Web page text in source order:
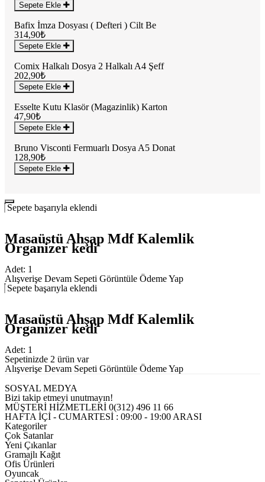
Sepete Ekle
Bafix İmza Dosyası ( Defteri ) Cilt Be
314,90₺
Sepete Ekle
Comix Halkalı Dosya 2 Halkalı A4 Şeff
202,90₺
Sepete Ekle
Esselte Kutu Klasör (Magazinlik) Karton
47,90₺
Sepete Ekle
Bruno Visconti Fermuarlı Dosya A5 Donat
128,90₺
Sepete Ekle
Sepete başarıyla eklendi
Masaüstü Ahşap Mdf Kalemlik
Organizer kedi
Adet: 1
Alışverişe Devam Sepeti Görüntüle Ödeme Yap
Sepete başarıyla eklendi
Masaüstü Ahşap Mdf Kalemlik
Organizer kedi
Adet: 1
Sepetinizde 2 ürün var
Alışverişe Devam Sepeti Görüntüle Ödeme Yap
SOSYAL MEDYA
Bizi takip etmeyi unutmayın!
MÜŞTERİ HİZMETLERİ 0(312) 496 11 66
HAFTA İÇİ - CUMARTESİ : 09:00 - 19:00 ARASI
Kategoriler
Çok Satanlar
Yeni Çıkanlar
Gramajlı Kağıt
Ofis Ürünleri
Oyuncak